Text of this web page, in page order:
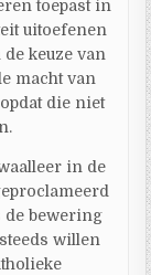
toepast in
uitoefenen
keuze van
macht van
die niet
in de
de bewering
willen